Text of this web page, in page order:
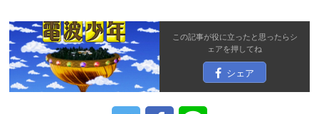
この記事が役に立ったと思ったらシ
ェアを押してね
シェア